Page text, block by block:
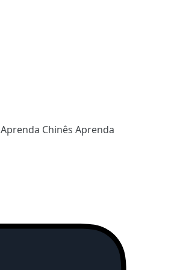
Aprenda Chinês Aprenda